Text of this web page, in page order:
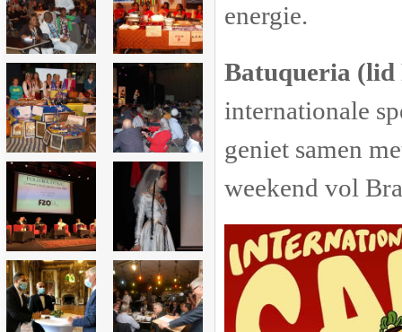
energie.
Batuqueria (lid
internationale
geniet samen
weekend vol